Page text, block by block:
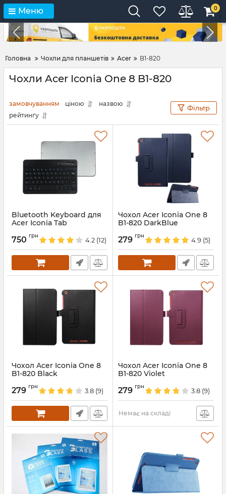
Меню 0
Головна Чохли для планшетів Acer B1-820
Чохли Acer Iconia One 8 B1-820
замовчуванням ціною
назвою
рейтингу
Фільтр
Bluetooth Keyboard для
Acer Iconia Tab
750 грн
4.2 (12)
Чохол Acer Iconia One 8
B1-820 DarkBlue
279 грн
4.9 (5)
Чохол Acer Iconia One 8
B1-820 Black
279 грн
3.8 (9)
Чохол Acer Iconia One 8
B1-820 Violet
279 грн
3.8 (9)
Немає на складі